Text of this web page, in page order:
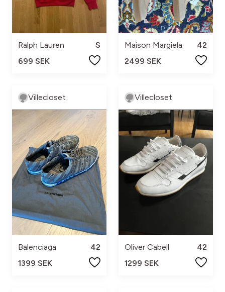
Ralph Lauren
S
699 SEK
Maison Margiela
42
2499 SEK
Villecloset
Balenciaga
42
1399 SEK
Villecloset
Oliver Cabell
42
1299 SEK